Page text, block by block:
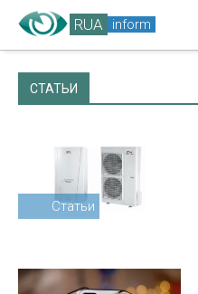
RUA inform
СТАТЬИ
Статьи